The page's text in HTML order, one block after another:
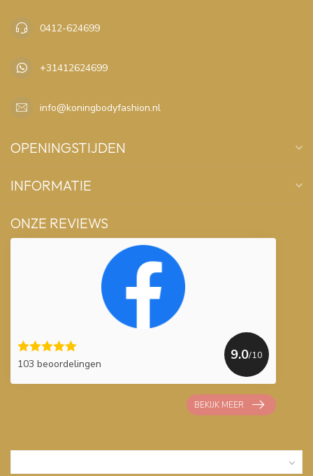
0412-624699
+31412624699
info@koningbodyfashion.nl
OPENINGSTIJDEN
INFORMATIE
ONZE REVIEWS
103 beoordelingen
9.0/10
BEKIJK MEER